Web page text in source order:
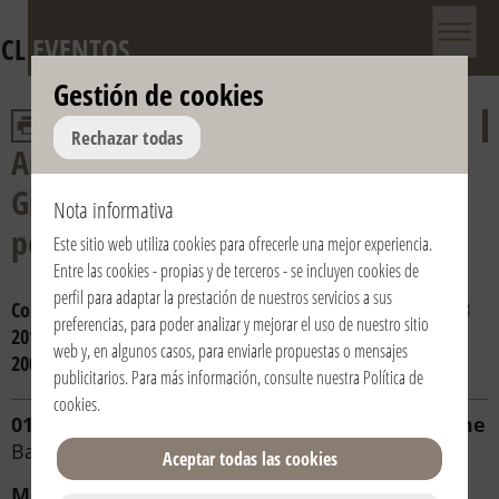
CLEVENTOS
Aniversario de la muerte de don
Giussani y del reconocimiento
pontificio de la Fraternidad
Consulta por año: 2024 2023 2022 2021 2020 2019
2018
2017
2016 2015 2014 2013 2012 2011 2010 2009
2007
2006
01/03/2018 | 20:00 | Italia / Italy | Roma / Rome
Basilica SS. XII Apostoli
Gestión de cookies
Rechazar todas
Nota informativa
Este sitio web utiliza cookies para ofrecerle una mejor experiencia.
Entre las cookies - propias y de terceros - se incluyen cookies de
perfil para adaptar la prestación de nuestros servicios a sus
preferencias, para poder analizar y mejorar el uso de nuestro sitio
web y, en algunos casos, para enviarle propuestas o mensajes
publicitarios. Para más información, consulte nuestra Política de
cookies.
Aceptar todas las cookies